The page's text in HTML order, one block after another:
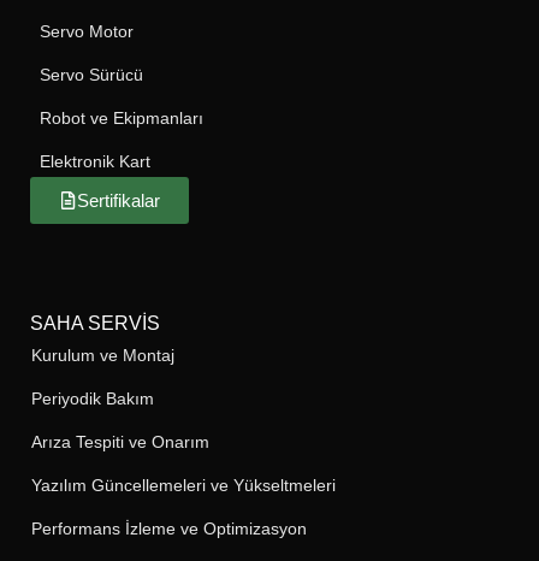
Servo Motor
Servo Sürücü
Robot ve Ekipmanları
Elektronik Kart
Sertifikalar
SAHA SERVIS
Kurulum ve Montaj
Periyodik Bakım
Arıza Tespiti ve Onarım
Yazılım Güncellemeleri ve Yükseltmeleri
Performans İzleme ve Optimizasyon